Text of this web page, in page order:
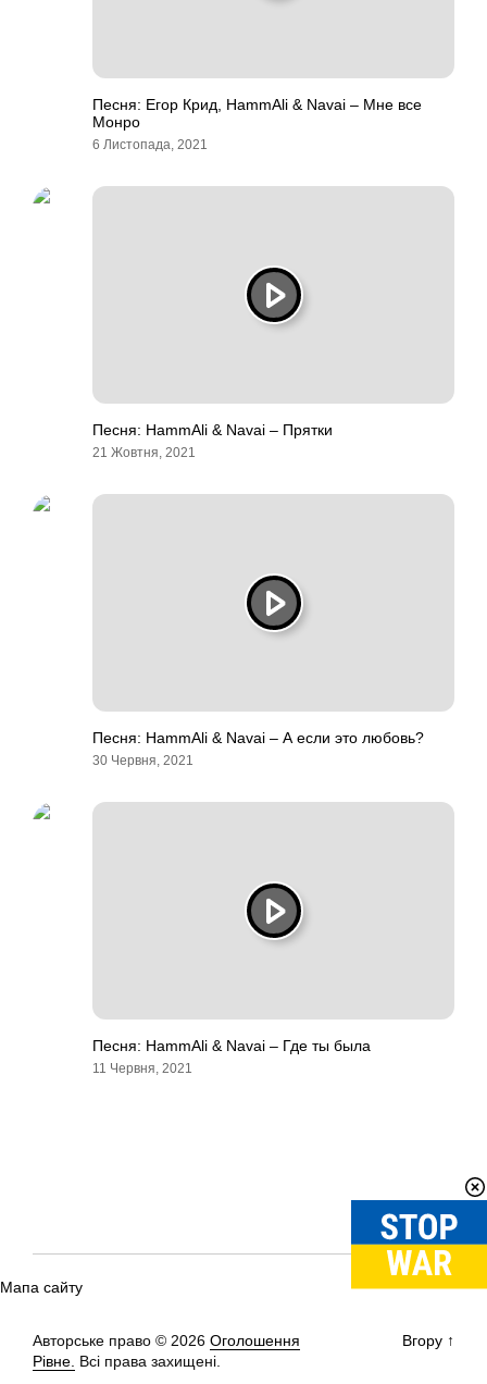
Песня: Егор Крид, HammAli & Navai – Мне все
Монро
6 Листопада, 2021
Песня: HammAli & Navai – Прятки
21 Жовтня, 2021
Песня: HammAli & Navai – А если это любовь?
30 Червня, 2021
Песня: HammAli & Navai – Где ты была
11 Червня, 2021
Мапа сайту
Авторське право © 2026 Оголошення
Рівне. Всі права захищені.
Вгору ↑